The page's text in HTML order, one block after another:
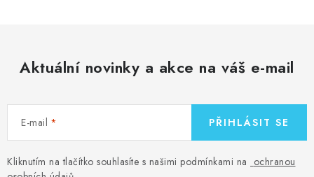
Aktuální novinky a akce na váš e-mail
E-mail
Kliknutím na tlačítko souhlasíte s našimi podmínkami na ochranou
PŘIHLÁSIT SE